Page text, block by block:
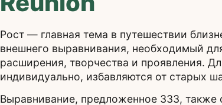
Рост — главная тема в путешествии
внешнего выравнивания, необходимый
расширения, творчества и проявления.
индивидуально, избавляются от старых
Выравнивание, предложенное 333,